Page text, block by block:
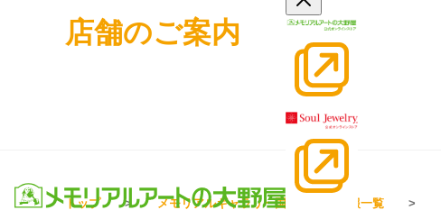
店舗のご案内
トップ メモリアルギャラリー国分寺 最新情報一覧